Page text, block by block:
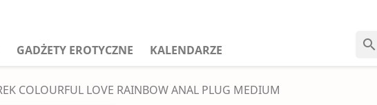
GADŻETY EROTYCZNE KALENDARZE search
COLOURFUL LOVE RAINBOW ANAL PLUG MEDIUM